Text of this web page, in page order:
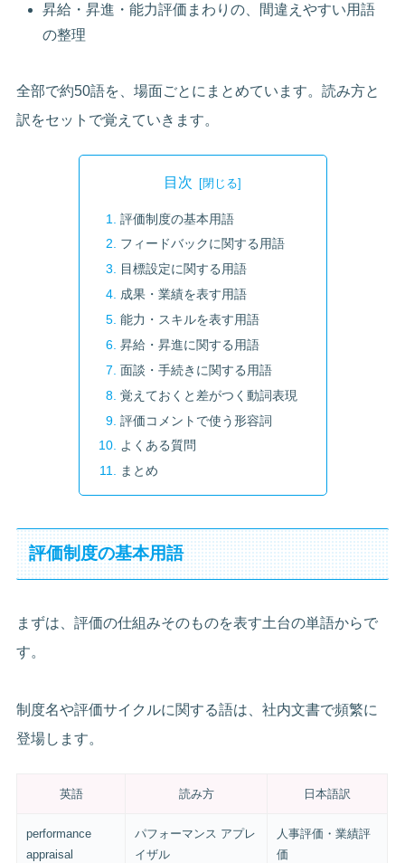
昇給・昇進・能力評価まわりの、間違えやすい用語
の整理
全部で約50語を、場面ごとにまとめています。読み方と
訳をセットで覚えていきます。
目次
評価制度の基本用語
フィードバックに関する用語
目標設定に関する用語
成果・業績を表す用語
能力・スキルを表す用語
昇給・昇進に関する用語
面談・手続きに関する用語
覚えておくと差がつく動詞表現
評価コメントで使う形容詞
よくある質問
まとめ
評価制度の基本用語
まずは、評価の仕組みそのものを表す土台の単語からで
す。
制度名や評価サイクルに関する語は、社内文書で頻繁に
登場します。
英語 読み方 日本語訳
performance
appraisal
パフォーマンス アプレ
イザル
人事評価・業績評
価